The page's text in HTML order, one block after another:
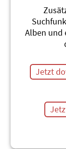
An
An
Alben und
Jetzt